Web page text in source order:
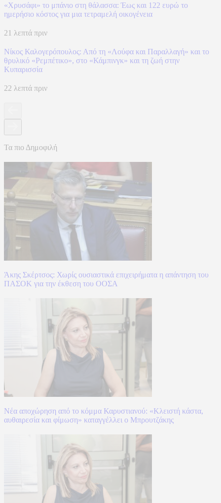
«Χρυσάφι» το μπάνιο στη θάλασσα: Έως και 122 ευρώ το
ημερήσιο κόστος για μια τετραμελή οικογένεια
21 λεπτά πριν
Νίκος Καλογερόπουλος: Από τη «Λούφα και Παραλλαγή» και το
θρυλικό «Ρεμπέτικο», στο «Κάμπινγκ» και τη ζωή στην
Κυπαρισσία
22 λεπτά πριν
Τα πιο Δημοφιλή
Άκης Σκέρτσος: Χωρίς ουσιαστικά επιχειρήματα η απάντηση του
ΠΑΣΟΚ για την έκθεση του ΟΟΣΑ
Νέα αποχώρηση από το κόμμα Καρυστιανού: «Κλειστή κάστα,
αυθαιρεσία και φίμωση» καταγγέλλει ο Μπρουτζάκης